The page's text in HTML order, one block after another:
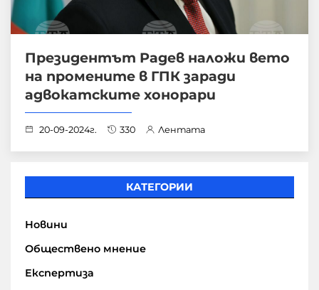
Президентът Радев наложи вето
на промените в ГПК заради
адвокатските хонорари
20-09-2024г. 330 Лентата
КАТЕГОРИИ
Новини
Обществено мнение
Експертиза